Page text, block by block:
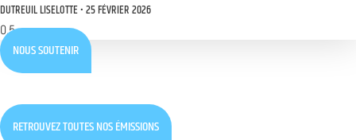
DUTREUIL LISELOTTE 25 FÉVRIER 2026
NOUS SOUTENIR
RETROUVEZ TOUTES NOS ÉMISSIONS